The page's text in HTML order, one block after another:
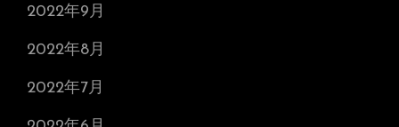
2022年9月
2022年8月
2022年7月